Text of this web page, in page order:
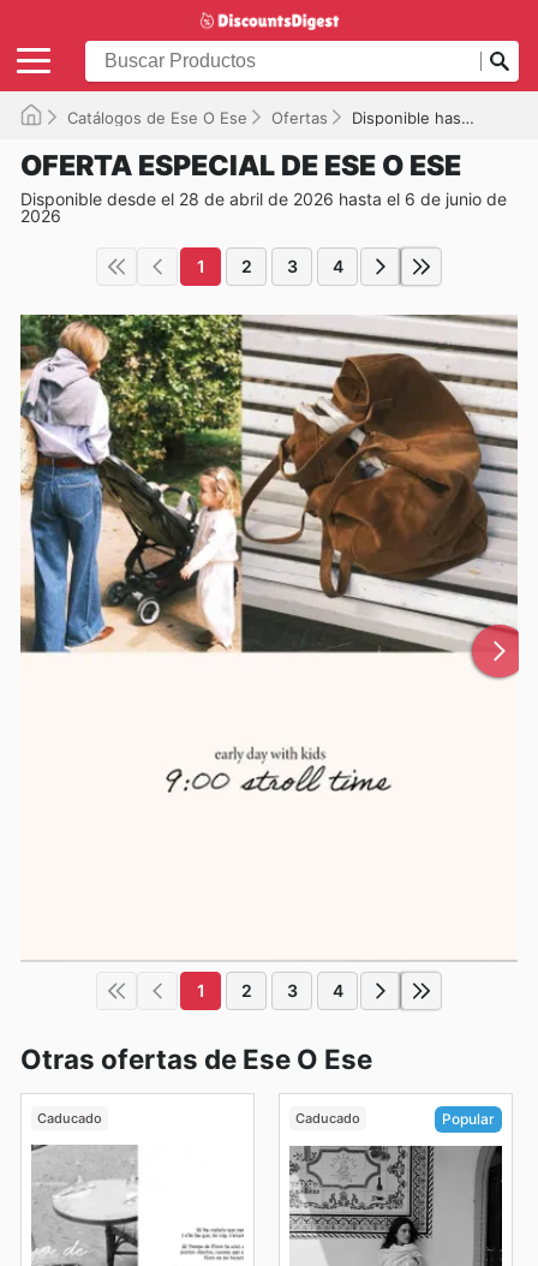
Catálogos de Ese O Ese Ofertas Disponible hasta el 06/06/2026
OFERTA ESPECIAL DE ESE O ESE
Disponible desde el 28 de abril de 2026 hasta el 6 de junio de
2026
1 2 3 4
1 2 3 4
Otras ofertas de Ese O Ese
Caducado Caducado Popular